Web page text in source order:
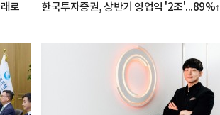
로 한국투자증권, 상반기 영업익 '2조'...89%↑